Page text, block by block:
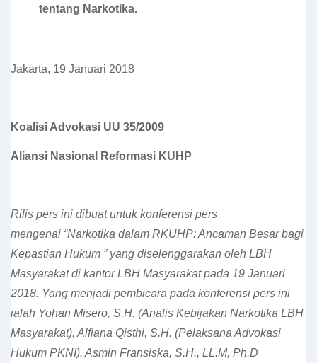
tentang Narkotika.
Jakarta, 19 Januari 2018
Koalisi Advokasi UU 35/2009
Aliansi Nasional Reformasi KUHP
Rilis pers ini dibuat untuk konferensi pers
mengenai “Narkotika dalam RKUHP: Ancaman Besar bagi
Kepastian Hukum ” yang diselenggarakan oleh LBH
Masyarakat di kantor LBH Masyarakat pada 19 Januari
2018. Yang menjadi pembicara pada konferensi pers ini
ialah Yohan Misero, S.H. (Analis Kebijakan Narkotika LBH
Masyarakat), Alfiana Qisthi, S.H. (Pelaksana Advokasi
Hukum PKNI), Asmin Fransiska, S.H., LL.M, Ph.D